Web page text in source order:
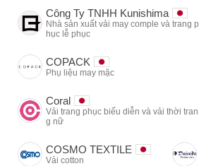
Công Ty TNHH Kunishima
Nhà sản xuất vải may comple và trang p
hục lễ phục
COPACK
Phụ liệu may mặc
Coral
Vải trang phục biểu diễn và vải thời tran
g nữ
COSMO TEXTILE
Vải cotton